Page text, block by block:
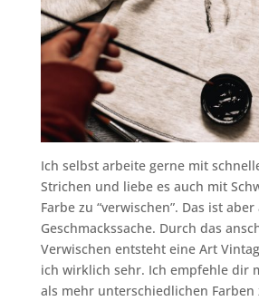
Ich selbst arbeite gerne mit
Strichen und liebe es auch mit
Farbe zu “verwischen”. Das ist
Geschmackssache. Durch das
Verwischen entsteht eine Art
ich wirklich sehr. Ich empfehle dir
als mehr unterschiedlichen Farben